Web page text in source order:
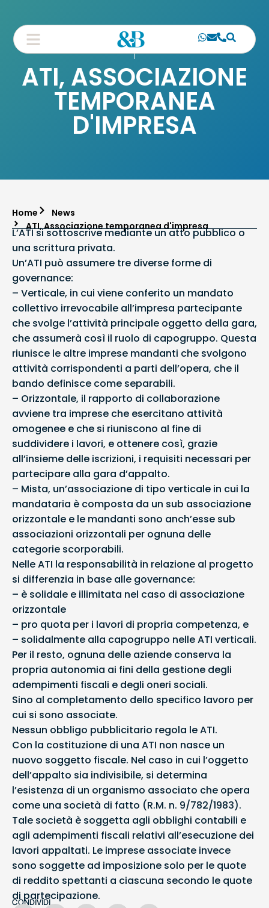
ATI, ASSOCIAZIONE
TEMPORANEA
D'IMPRESA
Home
News
ATI, Associazione temporanea d'impresa
L’ATI si sottoscrive mediante un atto pubblico o
una scrittura privata.
Un’ATI può assumere tre diverse forme di
governance:
– Verticale, in cui viene conferito un mandato
collettivo irrevocabile all’impresa partecipante
che svolge l’attività principale oggetto della gara,
che assumerà così il ruolo di capogruppo. Questa
riunisce le altre imprese mandanti che svolgono
attività corrispondenti a parti dell’opera, che il
bando definisce come separabili.
– Orizzontale, il rapporto di collaborazione
avviene tra imprese che esercitano attività
omogenee e che si riuniscono al fine di
suddividere i lavori, e ottenere così, grazie
all’insieme delle iscrizioni, i requisiti necessari per
partecipare alla gara d’appalto.
– Mista, un’associazione di tipo verticale in cui la
mandataria è composta da un sub associazione
orizzontale e le mandanti sono anch’esse sub
associazioni orizzontali per ognuna delle
categorie scorporabili.
Nelle ATI la responsabilità in relazione al progetto
si differenzia in base alle governance:
– è solidale e illimitata nel caso di associazione
orizzontale
– pro quota per i lavori di propria competenza, e
– solidalmente alla capogruppo nelle ATI verticali.
Per il resto, ognuna delle aziende conserva la
propria autonomia ai fini della gestione degli
adempimenti fiscali e degli oneri sociali.
Sino al completamento dello specifico lavoro per
cui si sono associate.
Nessun obbligo pubblicitario regola le ATI.
Con la costituzione di una ATI non nasce un
nuovo soggetto fiscale. Nel caso in cui l’oggetto
dell’appalto sia indivisibile, si determina
l’esistenza di un organismo associato che opera
come una società di fatto (R.M. n. 9/782/1983).
Tale società è soggetta agli obblighi contabili e
agli adempimenti fiscali relativi all’esecuzione dei
lavori appaltati. Le imprese associate invece
sono soggette ad imposizione solo per le quote
di reddito spettanti a ciascuna secondo le quote
di partecipazione.
CONDIVIDI